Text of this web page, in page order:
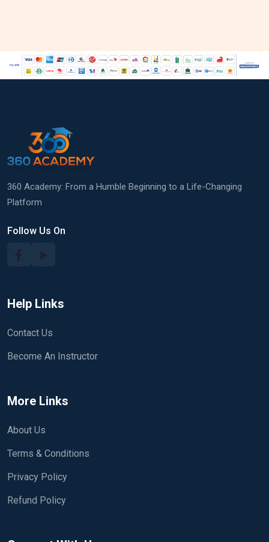
360 Academy: From a Humble Beginning to a Life-Changing
Platform
Follow Us On
Help Links
Contact Us
Become An Instructor
More Links
About Us
Terms & Conditions
Privacy Policy
Refund Policy